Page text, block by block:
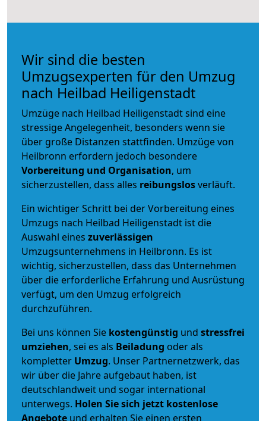
Wir sind die besten
Umzugsexperten für den Umzug
nach Heilbad Heiligenstadt
Umzüge nach Heilbad Heiligenstadt sind eine
stressige Angelegenheit, besonders wenn sie
über große Distanzen stattfinden. Umzüge von
Heilbronn erfordern jedoch besondere
Vorbereitung und Organisation, um
sicherzustellen, dass alles reibungslosverläuft.
Ein wichtiger Schritt bei der Vorbereitung eines
Umzugs nach Heilbad Heiligenstadt ist die
Auswahl eines zuverlässigen
Umzugsunternehmens in Heilbronn. Es ist
wichtig, sicherzustellen, dass das Unternehmen
über die erforderliche Erfahrung und Ausrüstung
verfügt, um den Umzug erfolgreich
durchzuführen.
Bei uns können Sie kostengünstig und stressfrei
umziehen, sei es als Beiladung oder als
kompletter Umzug. Unser Partnernetzwerk, das
wir über die Jahre aufgebaut haben, ist
deutschlandweit und sogar international
unterwegs. Holen Sie sich jetzt kostenlose
Angebote und erhalten Sie einen ersten